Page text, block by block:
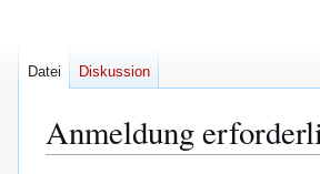
Anmeldung
Datei Diskussion